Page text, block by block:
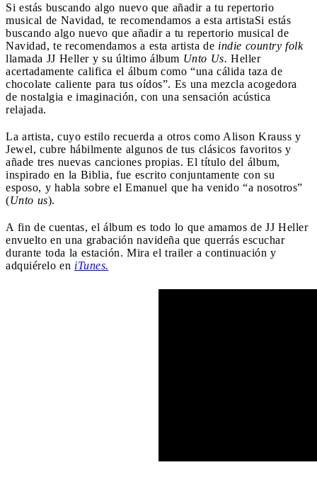
Si estás buscando algo nuevo que añadir a tu repertorio
musical de Navidad, te recomendamos a esta artistaSi estás
buscando algo nuevo que añadir a tu repertorio musical de
Navidad, te recomendamos a esta artista de indie country folk
llamada JJ Heller y su último álbum Unto Us. Heller
acertadamente califica el álbum como “una cálida taza de
chocolate caliente para tus oídos”. Es una mezcla acogedora
de nostalgia e imaginación, con una sensación acústica
relajada.
La artista, cuyo estilo recuerda a otros como Alison Krauss y
Jewel, cubre hábilmente algunos de tus clásicos favoritos y
añade tres nuevas canciones propias. El título del álbum,
inspirado en la Biblia, fue escrito conjuntamente con su
esposo, y habla sobre el Emanuel que ha venido “a nosotros”
(Unto us).
A fin de cuentas, el álbum es todo lo que amamos de JJ Heller
envuelto en una grabación navideña que querrás escuchar
durante toda la estación. Mira el trailer a continuación y
adquiérelo en iTunes.